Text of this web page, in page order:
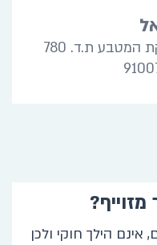
קופת מחלקת המטבע ת.ד. 780
הילך חוקי ולכן